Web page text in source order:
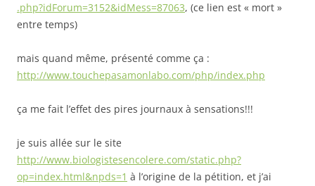
.php?idForum=3152&idMess=87063, (ce lien est « mort »
entre temps)
mais quand même, présenté comme ça :
http://www.touchepasamonlabo.com/php/index.php
ça me fait l’effet des pires journaux à sensations!!!
je suis allée sur le site
http://www.biologistesencolere.com/static.php?
op=index.html&npds=1 à l’origine de la pétition, et j’ai